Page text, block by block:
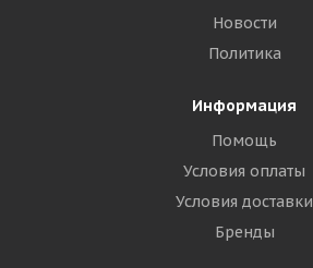
Новости
Политика
Информация
Помощь
Условия оплаты
Условия доставки
Бренды